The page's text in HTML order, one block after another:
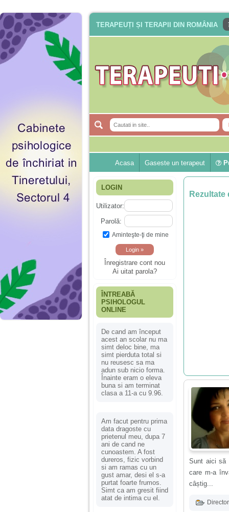
TERAPEUȚI ȘI TERAPII DIN ROMÂNIA
Acasa Gaseste un terapeut
LOGIN
Utilizator:
Parolă:
Aminteşte-ţi de mine
Înregistrare cont nou
Ai uitat parola?
ÎNTREABĂ
PSIHOLOGUL
ONLINE
De cand am început
acest an scolar nu ma
simt deloc bine, ma
simt pierduta total si
nu reusesc sa ma
adun sub nicio forma.
Înainte eram o eleva
buna si am terminat
clasa a 11-a cu 9.96.
Am facut pentru prima
data dragoste cu
prietenul meu, dupa 7
ani de cand ne
cunoastem. A fost
dureros, fizic vorbind
si am ramas cu un
gust amar, desi el s-a
purtat foarte frumos.
Simt ca am gresit fiind
atat de intima cu el.
Rezultate
Sunt aici să
care m-a
câștig...